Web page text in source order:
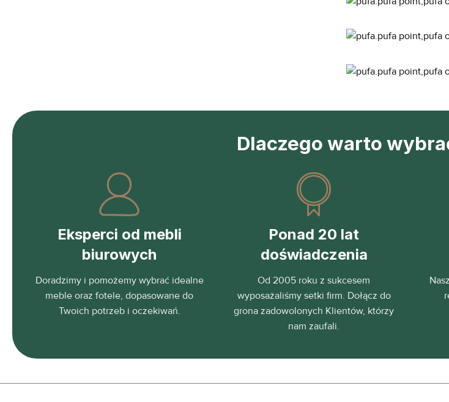
Dlaczego warto
Eksperci od mebli
biurowych
Doradzimy i pomożemy wybrać idealne
meble oraz fotele, dopasowane do
Twoich potrzeb i oczekiwań.
Ponad 20 lat
doświadczenia
Od 2005 roku z sukcesem
wyposażaliśmy setki firm. Dołącz do
grona zadowolonych Klientów, którzy
nam zaufali.